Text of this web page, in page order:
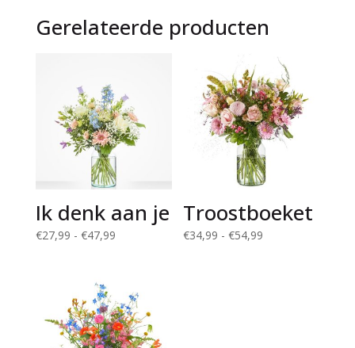
Gerelateerde producten
Ik denk aan je
€27,99 - €47,99Prijsklasse:
€47,99
Troostboeket
€34,99 - €54,99